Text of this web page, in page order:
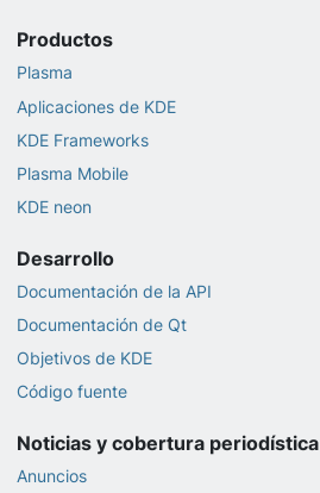
Productos
Plasma
Aplicaciones de KDE
KDE Frameworks
Plasma Mobile
KDE neon
Desarrollo
Documentación de la API
Documentación de Qt
Objetivos de KDE
Código fuente
Noticias y cobertura periodística
Anuncios